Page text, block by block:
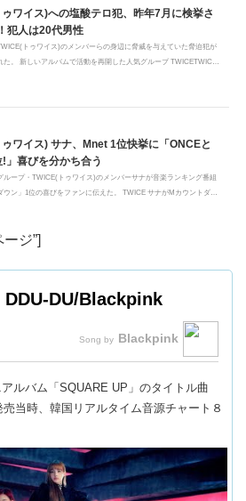
ワイス)への塩酸テロ犯、昨年7月に検挙さ
犯人は20代男性
トゥワイス)のメンバーらの身辺に脅威を与えていた脅迫犯が
た。 新しいアルバムで活動を再開した人気グループ TWICETWICE
ワイス) サナ、Mnet 1位快挙に「ONCEと
!」喜びを分かち合う
ループ・TWICE(トゥワイス)のメンバーサナが音楽ランキング番組
ウン」1位の喜びをファンに伝えた。 TWICE サナがMカウントダ
ジ”]
DDU-DU/Blackpink
Blackpink
ルバム「SQUARE UP」のタイトル曲
売当時、韓国リアルタイム音源チャート８